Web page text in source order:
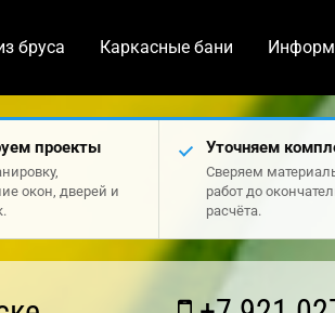
бруса Каркасные бани
проекты
окон, дверей и
Уточняем
Сверяем
работ до
расчёта.